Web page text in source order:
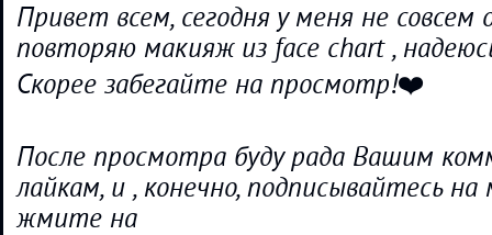
Привет всем, сегодня у меня не совсем
повторяю макияж из face chart ,
Скорее забегайте на просмотр!❤️
После просмотра буду рада Вашим
лайкам, и , конечно, подписывайтесь на
жмите на